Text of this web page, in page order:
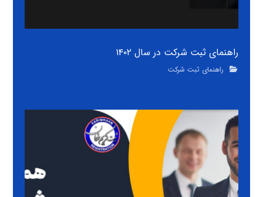
راهنمای ثبت شرکت در سال ۱۴۰۲
راهنمای ثبت شرکت